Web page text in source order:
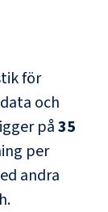
för
och
på35
per
andra